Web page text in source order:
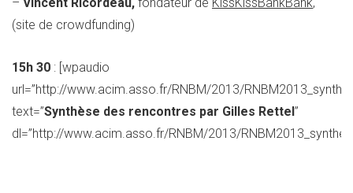
(site de crowdfunding)
15h 30 : [wpaudio
url=”http://www.acim.asso.fr/RNBM/2013/
text=”Synthèse des rencontres par Gilles Rettel”
dl=”http://www.acim.asso.fr/RNBM/2013/